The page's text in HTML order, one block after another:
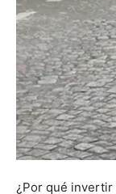
¿Por qué invertir